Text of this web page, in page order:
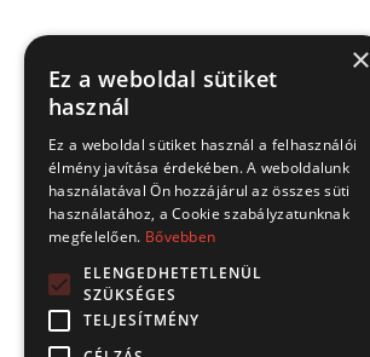
×
Ez a weboldal sütiket
használ
Ez a weboldal sütiket használ a felhasználói
élmény javítása érdekében. A weboldalunk
használatával Ön hozzájárul az összes süti
használatához, a Cookie szabályzatunknak
megfelelően. Bővebben
ELENGEDHETETLENÜL
SZÜKSÉGES
TELJESÍTMÉNY